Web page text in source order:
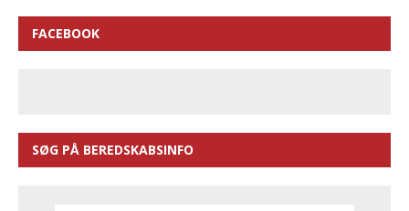
FACEBOOK
SØG PÅ BEREDSKABSINFO